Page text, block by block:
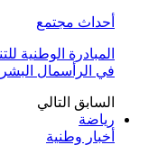
أحداث مجتمع
المبادرة الوطنية
في الرأسمال
السابق التالي
رياضة
أخبار وطنية